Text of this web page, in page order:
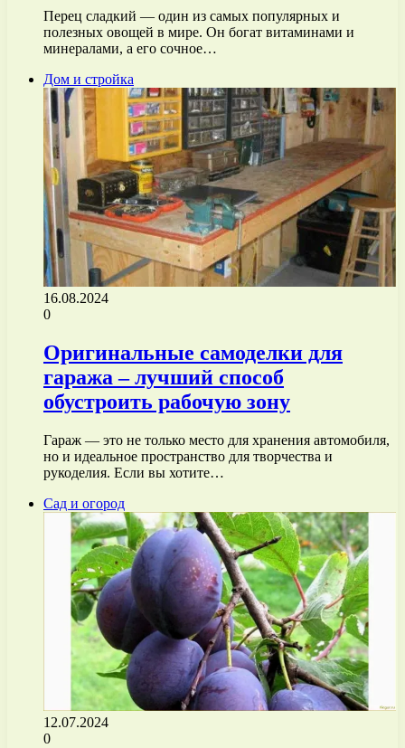
Перец сладкий — один из самых популярных и
полезных овощей в мире. Он богат витаминами и
минералами, а его сочное…
Дом и стройка
16.08.2024
0
Оригинальные самоделки для
гаража – лучший способ
обустроить рабочую зону
Гараж — это не только место для хранения автомобиля,
но и идеальное пространство для творчества и
рукоделия. Если вы хотите…
Сад и огород
12.07.2024
0